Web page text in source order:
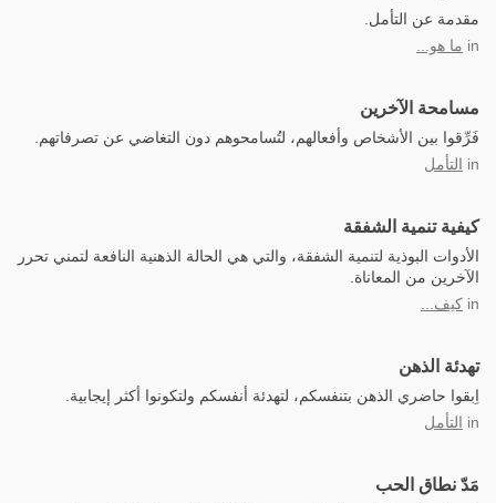
مقدمة عن التأمل.
in ما هو...
مسامحة الآخرين
فَرِّقوا بين الأشخاص وأفعالهم، لتُسامحوهم دون التغاضي عن تصرفاتهم.
in التأمل
كيفية تنمية الشفقة
الأدوات البوذية لتنمية الشفقة، والتي هي الحالة الذهنية النافعة لتمني تحرر
الآخرين من المعاناة.
in كيف...
تهدئة الذهن
اِبقوا حاضري الذهن بتنفسكم، لتهدئة أنفسكم ولتكونوا أكثر إيجابية.
in التأمل
مَدّ نطاق الحب